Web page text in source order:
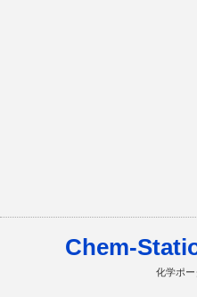
Chem-
化学ポー